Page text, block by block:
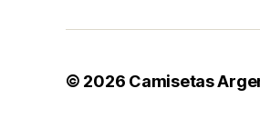
© 2026 Camisetas